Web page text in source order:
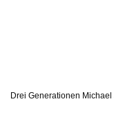
Drei Generationen